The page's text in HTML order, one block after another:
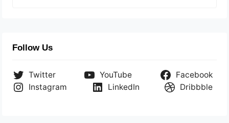
Follow Us
Twitter YouTube
Facebook
Instagram
LinkedIn Dribbble